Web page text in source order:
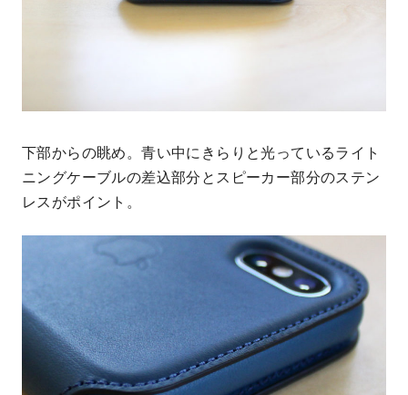
下部からの眺め。青い中にきらりと光っているライト
ニングケーブルの差込部分とスピーカー部分のステン
レスがポイント。